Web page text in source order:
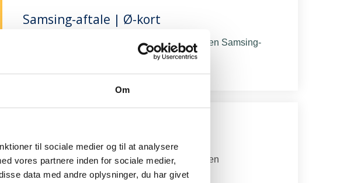
Om
til sociale medier og til at analysere
vores partnere inden for sociale medier,
data med andre oplysninger, du har givet
Samsing-aftale | Ø-kort
Find svar på dine spørgsmål til dig med med en Samsing-
Find svar på dine spørgsmål til dig med med en
Fritidssamsing-aftale og Ø-kort her.​